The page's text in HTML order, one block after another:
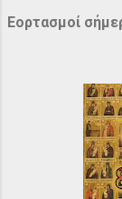
Εορτασμοί